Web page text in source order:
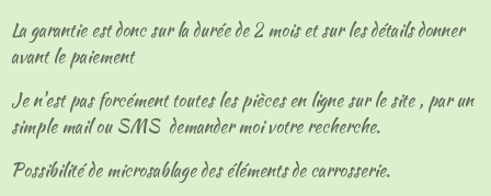
La garantie est donc sur la durée de 2 mois et sur les détails donner
avant le paiement
Je n'est pas forcément toutes les pièces en ligne sur le site , par un
simple mail ou SMS demander moi votre recherche.
Possibilité de microsablage des éléments de carrosserie.